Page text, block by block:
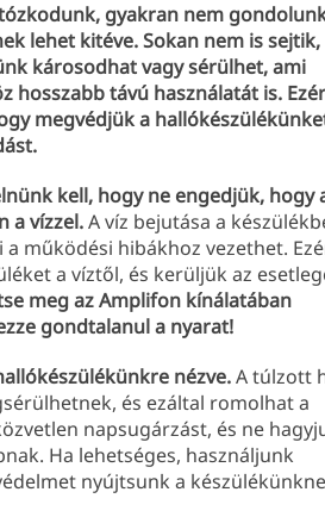
gyakran nem
lehet kitéve. Sokan nem is
károsodhat vagy sérülhet, ami
hosszabb távú használatát is.
megvédjük a
kell, hogy ne engedjük, hogy
a vízzel.A víz bejutása a
működési hibákhoz vezethet.
a víztől, és kerüljük az
meg az Amplifon kínálatában
gondtalanul a nyarat!
nézve.A túlzott
és ezáltal romolhat a
napsugárzást, és ne
Ha lehetséges, használjunk
nyújtsunk a